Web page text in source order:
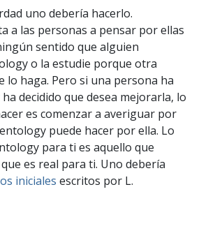
uno debería hacerlo.
a las personas a pensar por ellas
sentido que alguien
o la estudie porque otra
lo haga. Pero si una persona ha
decidido que desea mejorarla, lo
es comenzar a averiguar por
puede hacer por ella. Lo
para ti es aquello que
es real para ti. Uno debería
iniciales escritos por L.